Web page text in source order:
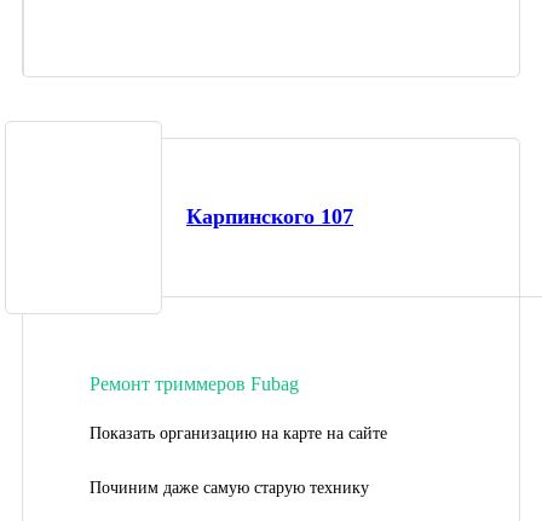
Карпинского 107
Ремонт триммеров Fubag
Показать организацию на карте на сайте
Починим даже самую старую технику